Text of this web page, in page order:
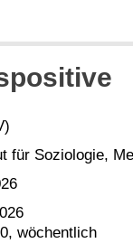
für Soziologie,
wöchentlich